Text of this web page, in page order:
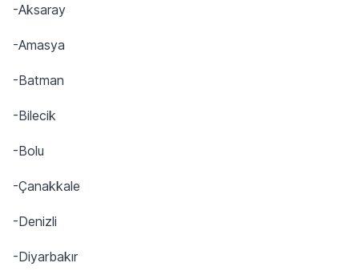
-Aksaray
-Amasya
-Batman
-Bilecik
-Bolu
-Çanakkale
-Denizli
-Diyarbakır